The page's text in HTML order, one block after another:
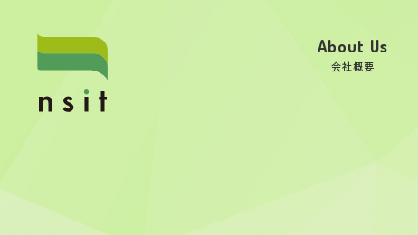
About Us
会社概要